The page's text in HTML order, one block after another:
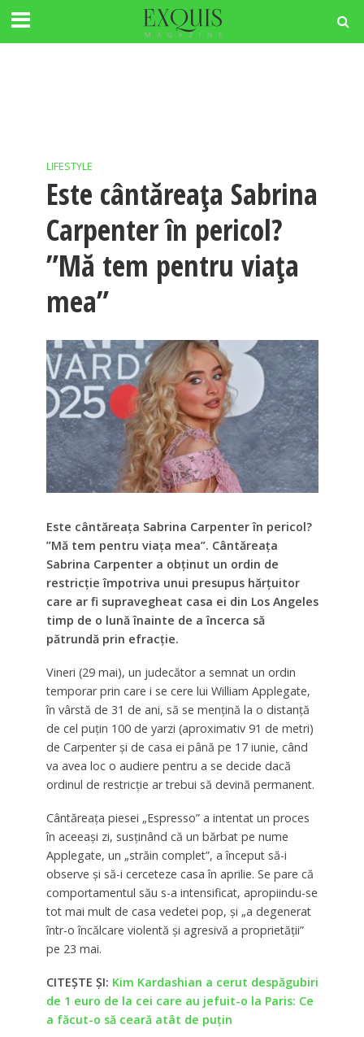
LIFESTYLE
Este cântăreața Sabrina
Carpenter în pericol?
”Mă tem pentru viața
mea”
Este cântăreața Sabrina Carpenter în pericol?
”Mă tem pentru viața mea”. Cântăreața
Sabrina Carpenter a obținut un ordin de
restricție împotriva unui presupus hărțuitor
care ar fi supravegheat casa ei din Los Angeles
timp de o lună înainte de a încerca să
pătrundă prin efracție.
Vineri (29 mai), un judecător a semnat un ordin
temporar prin care i se cere lui William Applegate,
în vârstă de 31 de ani, să se mențină la o distanță
de cel puțin 100 de yarzi (aproximativ 91 de metri)
de Carpenter și de casa ei până pe 17 iunie, când
va avea loc o audiere pentru a se decide dacă
ordinul de restricție ar trebui să devină permanent.
Cântăreața piesei „Espresso” a intentat un proces
în aceeași zi, susținând că un bărbat pe nume
Applegate, un „străin complet”, a început să-i
observe și să-i cerceteze casa în aprilie. Se pare că
comportamentul său s-a intensificat, apropiindu-se
tot mai mult de casa vedetei pop, și „a degenerat
într-o încălcare violentă și agresivă a proprietății”
pe 23 mai.
CITEȘTE ȘI: Kim Kardashian a cerut despăgubiri
de 1 euro de la cei care au jefuit-o la Paris: Ce
a făcut-o să ceară atât de puțin